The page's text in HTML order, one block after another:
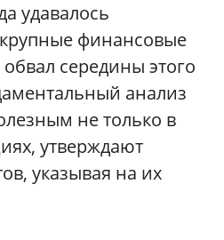
удавалось
финансовые
середины этого
анализ
не только в
утверждают
указывая на их